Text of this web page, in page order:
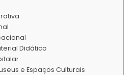
Didático
e Espaços Culturais